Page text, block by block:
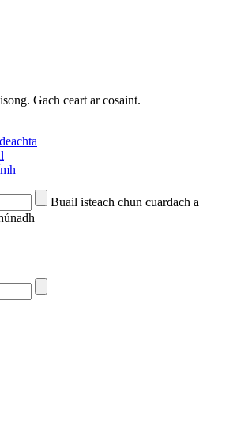
Gach ceart ar cosaint.
Buail isteach chun cuardach a